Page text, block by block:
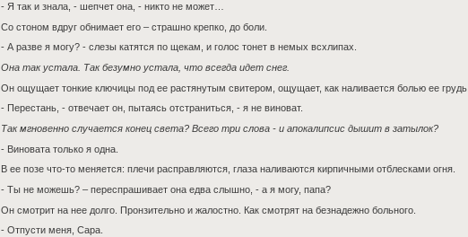
- Я так и знала, - шепчет она, - никто не может…
Со стоном вдруг обнимает его – страшно крепко, до боли.
- А разве я могу? - слезы катятся по щекам, и голос тонет в немых всхлипах.
Она так устала. Так безумно устала, что всегда идет снег.
Он ощущает тонкие ключицы под ее растянутым свитером, ощущает, как наливается болью ее грудь.
- Перестань, - отвечает он, пытаясь отстраниться, - я не виноват.
Так мгновенно случается конец света? Всего три слова - и апокалипсис дышит в затылок?
- Виновата только я одна.
В ее позе что-то меняется: плечи расправляются, глаза наливаются кирпичными отблесками огня.
- Ты не можешь? – переспрашивает она едва слышно, - а я могу, папа?
Он смотрит на нее долго. Пронзительно и жалостно. Как смотрят на безнадежно больного.
- Отпусти меня, Сара.